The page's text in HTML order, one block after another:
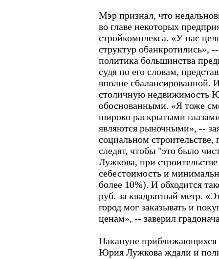
Мэр признал, что
во главе некоторых
стройкомплекса. «У нас
структур обанкротились»,
политика большинства
судя по его словам,
вполне сбалансированной.
столичную недвижимость
обоснованными. «Я тоже
широко раскрытыми
являются рыночными», --
социальном
следят, чтобы "это было
Лужкова, при
себестоимость и
более 10%). И обходится
руб. за квадратный метр.
город мог заказывать и
ценам», -- заверил
Накануне приближающихся
Юрия Лужкова ждали и